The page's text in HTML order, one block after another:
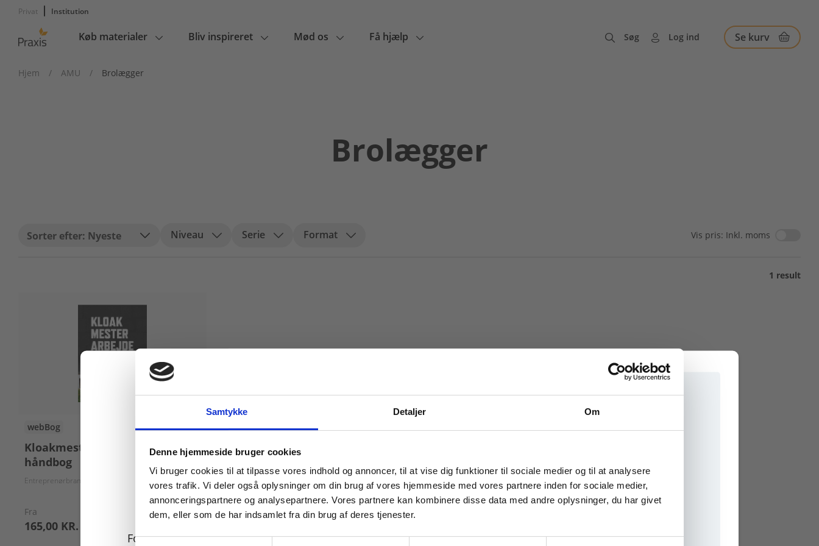
Samtykke Detaljer Om
Denne hjemmeside bruger cookies
Vi bruger cookies til at tilpasse vores indhold og annoncer, til at vise dig funktioner til sociale medier og til at analysere
vores trafik. Vi deler også oplysninger om din brug af vores hjemmeside med vores partnere inden for sociale medier,
annonceringspartnere og analysepartnere. Vores partnere kan kombinere disse data med andre oplysninger, du har givet
dem, eller som de har indsamlet fra din brug af deres tjenester.
Samtykkevalg
Privat Institution
Main
Køb materialer Bliv inspireret Mød os Få hjælp Søg Log ind Se kurv
Hjem / AMU / Brolægger
Brolægger
Nyeste Niveau Serie Format Vis pris: Inkl. moms
1 result
webBog
Kloakmesterarbejde - en
håndbog
Entreprenørbranchens Forlagsfond
Fra
165,00 KR.
Køb læremidler og find masterclasses mm.
For privatkunder og
For institutioner og
Tilgå dine onlinematerialer